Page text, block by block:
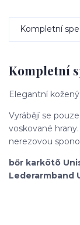
Kompletní
Kompletní
Elegantní
Vyrábějí se
voskované
nerezovou
bőr karkötõ
Lederarmband